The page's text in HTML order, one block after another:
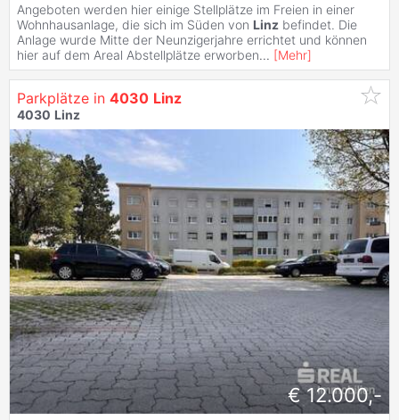
Angeboten werden hier einige Stellplätze im Freien in einer
Wohnhausanlage, die sich im Süden von Linz befindet. Die
Anlage wurde Mitte der Neunzigerjahre errichtet und können
hier auf dem Areal Abstellplätze erworben... [Mehr]
Parkplätze in 4030 Linz
4030 Linz
€ 12.000,-